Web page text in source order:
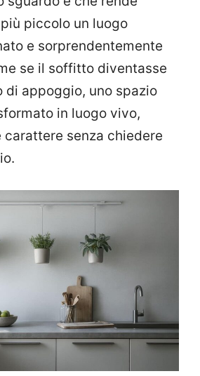
piccolo un luogo
e sorprendentemente
se il soffitto diventasse
di appoggio, uno spazio
in luogo vivo,
carattere senza chiedere